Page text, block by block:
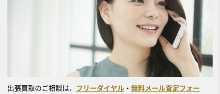
出張買取のご相談は、 フリーダイヤル ・ 無料メール査定フォー